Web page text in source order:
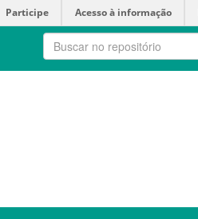
Participe Acesso à informação